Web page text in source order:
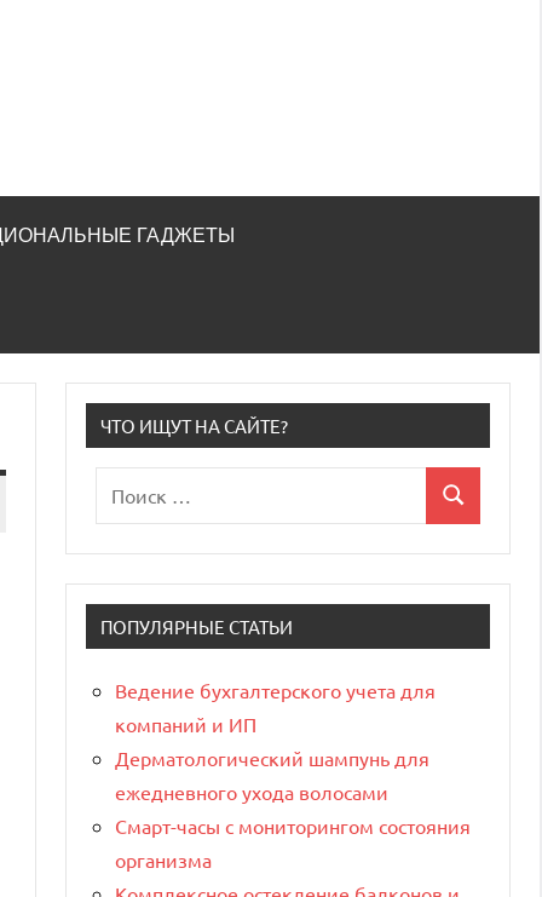
ГАДЖЕТЫ
ЧТО ИЩУТ НА САЙТЕ?
для:
Поиск
ПОПУЛЯРНЫЕ СТАТЬИ
Ведение бухгалтерского учета для
компаний и ИП
Дерматологический шампунь для
ежедневного ухода волосами
Смарт-часы с мониторингом состояния
организма